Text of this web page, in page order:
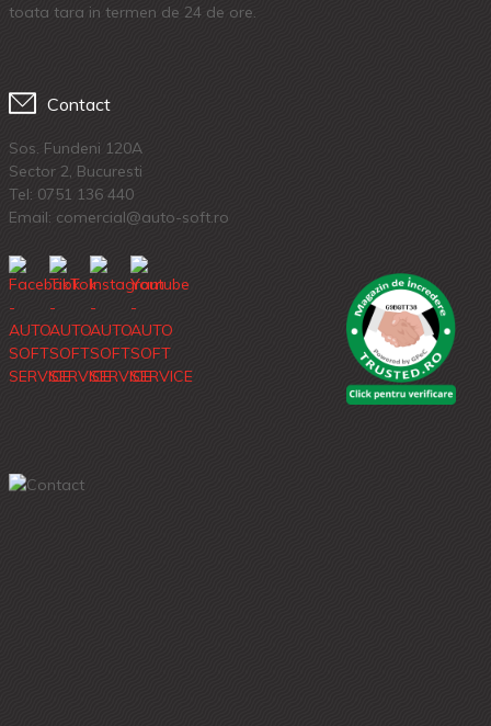
toata tara in termen de 24 de ore.
Contact
Sos. Fundeni 120A
Sector 2, Bucuresti
Tel: 0751 136 440
Email: comercial@auto-soft.ro